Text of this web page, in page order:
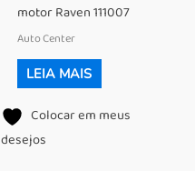
motor Raven 111007
Auto Center
LEIA MAIS
Colocar em meus
desejos